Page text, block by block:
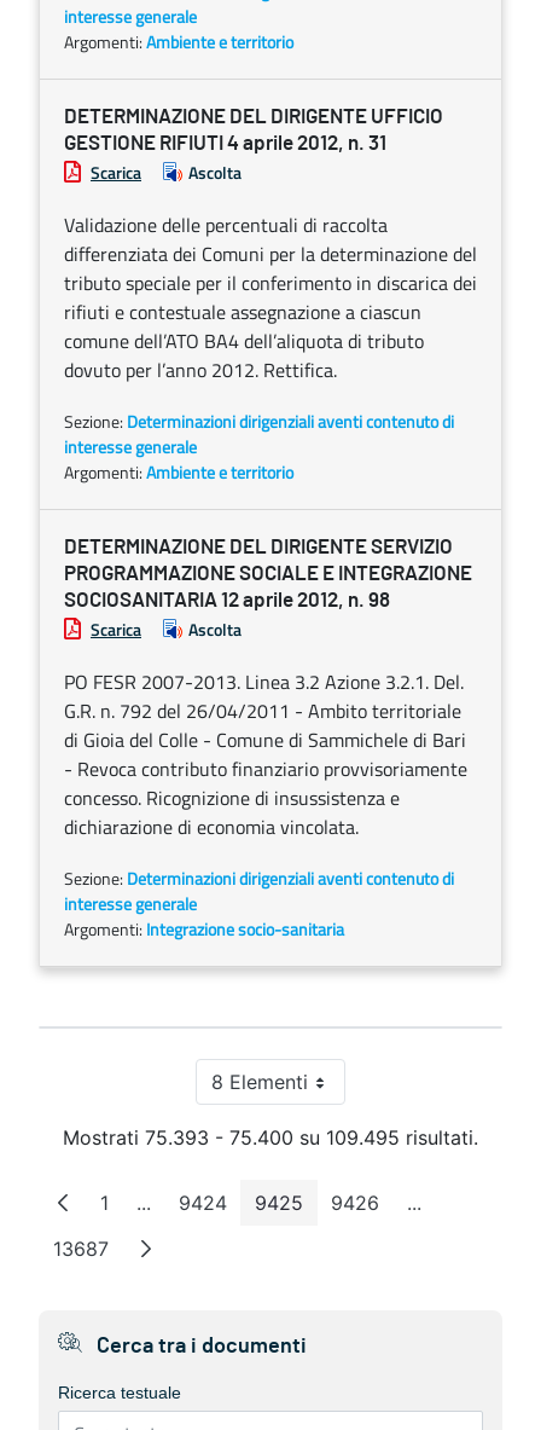
interesse generale
Argomenti:Ambiente e territorio
DETERMINAZIONE DEL DIRIGENTE UFFICIO
GESTIONE RIFIUTI 4 aprile 2012, n. 31
Scarica Ascolta
Validazione delle percentuali di raccolta
differenziata dei Comuni per la determinazione del
tributo speciale per il conferimento in discarica dei
rifiuti e contestuale assegnazione a ciascun
comune dell’ATO BA4 dell’aliquota di tributo
dovuto per l’anno 2012. Rettifica.
Sezione: Determinazioni dirigenziali aventi contenuto di
interesse generale
Argomenti:Ambiente e territorio
DETERMINAZIONE DEL DIRIGENTE SERVIZIO
PROGRAMMAZIONE SOCIALE E INTEGRAZIONE
SOCIOSANITARIA 12 aprile 2012, n. 98
Scarica Ascolta
PO FESR 2007-2013. Linea 3.2 Azione 3.2.1. Del.
G.R. n. 792 del 26/04/2011 - Ambito territoriale
di Gioia del Colle - Comune di Sammichele di Bari
- Revoca contributo finanziario provvisoriamente
concesso. Ricognizione di insussistenza e
dichiarazione di economia vincolata.
Sezione: Determinazioni dirigenziali aventi contenuto di
interesse generale
Argomenti: Integrazione socio-sanitaria
8 ElementiPer pagina
Mostrati 75.393 - 75.400 su 109.495 risultati.
Pagina
1 ...Pagine intermedie
Pagina
9424 Pagina
9425 Pagina
9426 ...Pagine
Pagina
13687
Cerca tra i documenti
Ricerca testuale